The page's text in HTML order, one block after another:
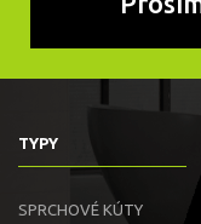
TYPY
SPRCHOVÉ KÚTY